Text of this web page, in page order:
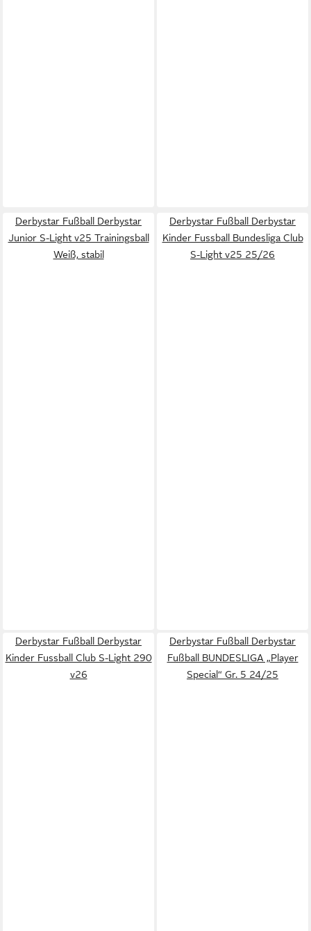
Derbystar Fußball Derbystar
Junior S-Light v25 Trainingsball
Weiß, stabil
Derbystar Fußball Derbystar
Kinder Fussball Bundesliga Club
S-Light v25 25/26
Derbystar Fußball Derbystar
Kinder Fussball Club S-Light 290
v26
Derbystar Fußball Derbystar
Fußball BUNDESLIGA „Player
Special“ Gr. 5 24/25